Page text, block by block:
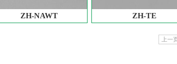
ZH-NAWT ZH-TE
上一